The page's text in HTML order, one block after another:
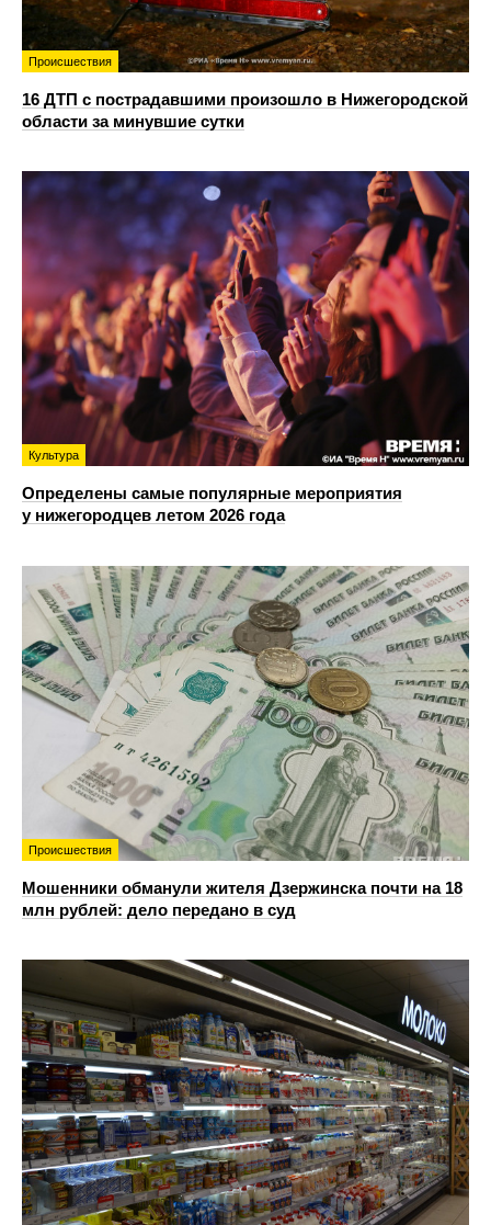
Происшествия
16 ДТП с пострадавшими произошло в Нижегородской
области за минувшие сутки
Культура
Определены самые популярные мероприятия
у нижегородцев летом 2026 года
Происшествия
Мошенники обманули жителя Дзержинска почти на 18
млн рублей: дело передано в суд